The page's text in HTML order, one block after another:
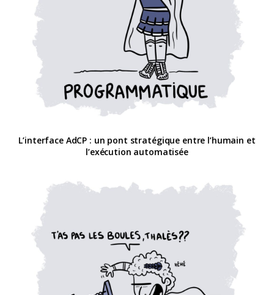
L’interface AdCP : un pont stratégique entre l’humain et
l’exécution automatisée